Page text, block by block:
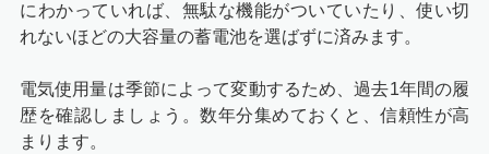
にわかっていれば、無駄な機能がついていたり、使い切
れないほどの大容量の蓄電池を選ばずに済みます。
電気使用量は季節によって変動するため、過去1年間の履
歴を確認しましょう。数年分集めておくと、信頼性が高
まります。